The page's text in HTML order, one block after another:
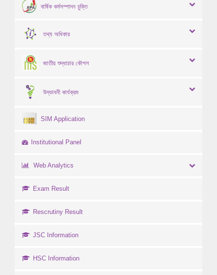
বার্ষিক কর্মসম্পাদন চুক্তি
তথ্য অধিকার
জাতীয় শুদ্ধাচার কৌশল
উদ্ভাবনী কার্যক্রম
SIM Application
Institutional Panel
Web Analytics
Exam Result
Rescrutiny Result
JSC Information
HSC Information